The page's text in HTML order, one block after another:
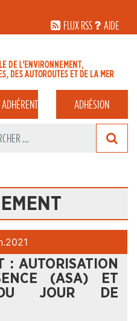
FLUX RSS
AIDE
ADHÉRENT ADHÉSION
2021
: AUTORISATION
(ASA) ET
DU JOUR DE